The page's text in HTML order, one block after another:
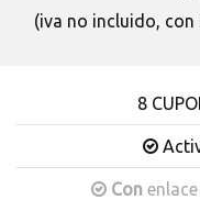
(iva no incluido,
8
Con